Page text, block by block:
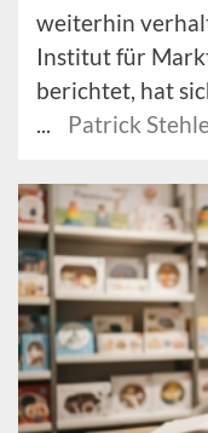
weiterhin
Institut für
berichtet, hat
...
Patrick Stehle